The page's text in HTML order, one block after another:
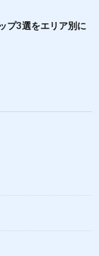
プ3選をエリア別に